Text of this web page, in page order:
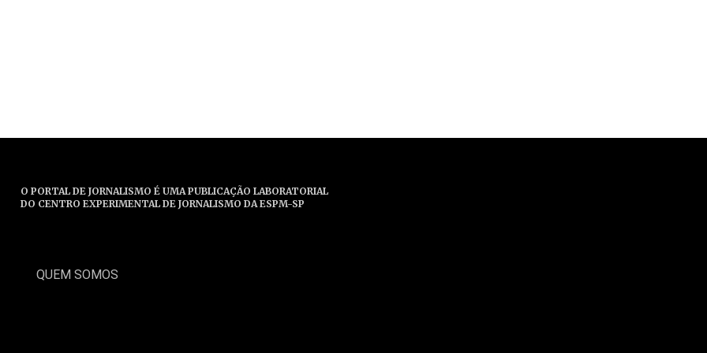
O PORTAL DE JORNALISMO É UMA PUBLICAÇÃO LABORATORIAL
DO CENTRO EXPERIMENTAL DE JORNALISMO DA ESPM-SP
QUEM SOMOS